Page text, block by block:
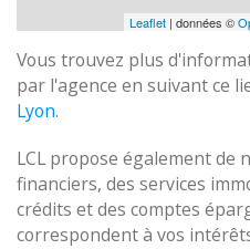
Leaflet | données ©
Vous trouvez plus
par l'agence en suivant ce
Lyon.
LCL propose également de
financiers, des services
crédits et des comptes
correspondent à vos